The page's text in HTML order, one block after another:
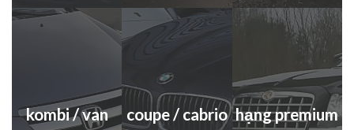
kombi / van coupe / cabrio hạng premium